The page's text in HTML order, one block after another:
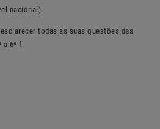
nacional)
todas as suas questões das
a 6ª f.